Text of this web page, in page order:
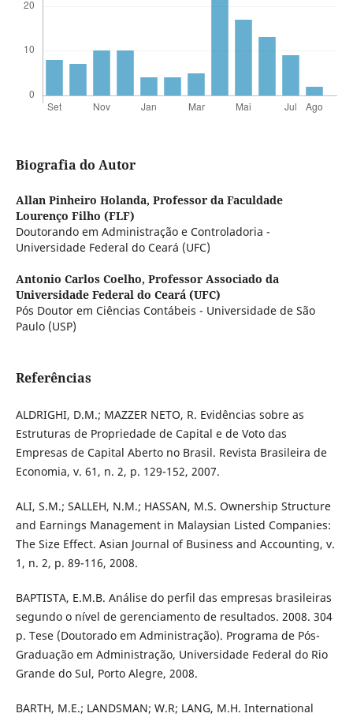
Biografia do Autor
Allan Pinheiro Holanda, Professor da Faculdade
Lourenço Filho (FLF)
Doutorando em Administração e Controladoria -
Universidade Federal do Ceará (UFC)
Antonio Carlos Coelho, Professor Associado da
Universidade Federal do Ceará (UFC)
Pós Doutor em Ciências Contábeis - Universidade de São
Paulo (USP)
Referências
ALDRIGHI, D.M.; MAZZER NETO, R. Evidências sobre as
Estruturas de Propriedade de Capital e de Voto das
Empresas de Capital Aberto no Brasil. Revista Brasileira de
Economia, v. 61, n. 2, p. 129-152, 2007.
ALI, S.M.; SALLEH, N.M.; HASSAN, M.S. Ownership Structure
and Earnings Management in Malaysian Listed Companies:
The Size Effect. Asian Journal of Business and Accounting, v.
1, n. 2, p. 89-116, 2008.
BAPTISTA, E.M.B. Análise do perfil das empresas brasileiras
segundo o nível de gerenciamento de resultados. 2008. 304
p. Tese (Doutorado em Administração). Programa de Pós-
Graduação em Administração, Universidade Federal do Rio
Grande do Sul, Porto Alegre, 2008.
BARTH, M.E.; LANDSMAN; W.R; LANG, M.H. International